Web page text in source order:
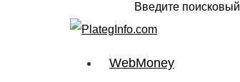
Введите
WebMoney